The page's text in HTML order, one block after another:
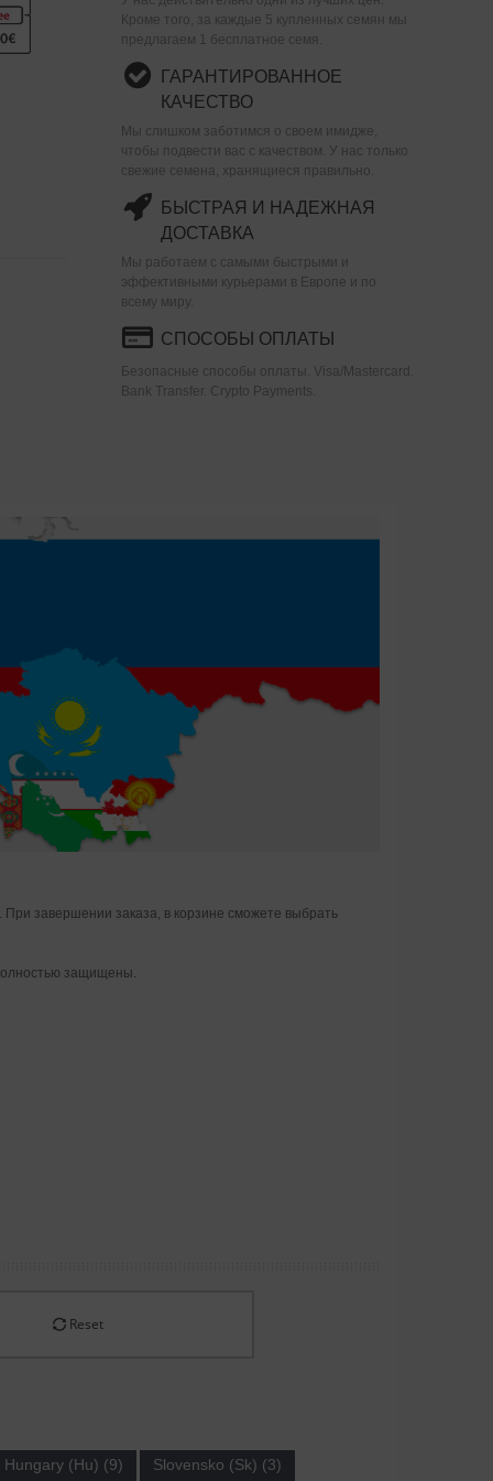
Кроме того, за каждые 5 купленных семян мы
предлагаем 1 бесплатное семя.
ГАРАНТИРОВАННОЕ
КАЧЕСТВО
Мы слишком заботимся о своем имидже,
чтобы подвести вас с качеством. У нас только
свежие семена, хранящиеся правильно.
БЫСТРАЯ И НАДЕЖНАЯ
ДОСТАВКА
Мы работаем с самыми быстрыми и
эффективными курьерами в Европе и по
всему миру.
СПОСОБЫ ОПЛАТЫ
Безопасные способы оплаты. Visa/Mastercard.
Bank Transfer. Crypto Payments.
завершении заказа, в корзине сможете выбрать
защищены.
Reset
Hungary (Hu) (9) Slovensko (Sk) (3)